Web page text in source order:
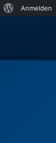
Über
Anmelden
Express